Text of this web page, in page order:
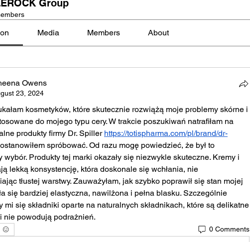
Group
Media Members About
Owens
23, 2024
kosmetyków, które skutecznie rozwiążą moje problemy skórne i
do mojego typu cery. W trakcie poszukiwań natrafiłam na
produkty firmy Dr. Spiller https://totispharma.com/pl/brand/dr-
spróbować. Od razu mogę powiedzieć, że był to
wybór. Produkty tej marki okazały się niezwykle skuteczne. Kremy i
lekką konsystencję, która doskonale się wchłania, nie
tłustej warstwy. Zauważyłam, jak szybko poprawił się stan mojej
się bardziej elastyczna, nawilżona i pełna blasku. Szczególnie
mi się składniki oparte na naturalnych składnikach, które są delikatne
nie powodują podrażnień.
0 Comments